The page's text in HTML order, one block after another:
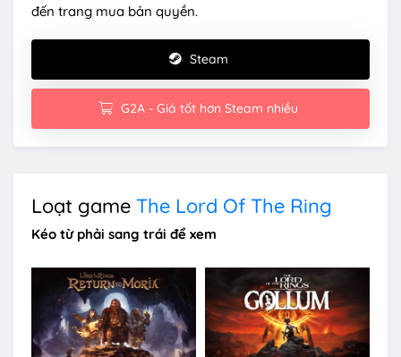
đến trang mua bản quyền.
Steam
G2A - Giá tốt hơn Steam nhiều
Loạt game The Lord Of The Ring
Kéo từ phải sang trái để xem